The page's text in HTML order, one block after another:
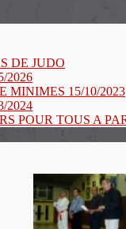
DE JUDO
2026
MINIMES 15/10/2023
2024
POUR TOUS A